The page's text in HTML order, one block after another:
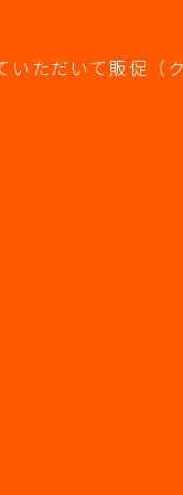
ただいて販促（